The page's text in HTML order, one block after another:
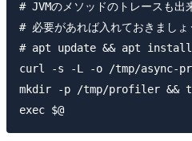
# JVMのメソッドのトレースも出
# 必要があれば入れておきましょ
# apt update && apt install
curl -s -L -o /tmp/async-
mkdir -p /tmp/profiler &&